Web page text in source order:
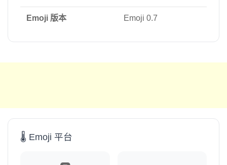
Emoji 版本 Emoji 0.7
🌡️ Emoji 平台